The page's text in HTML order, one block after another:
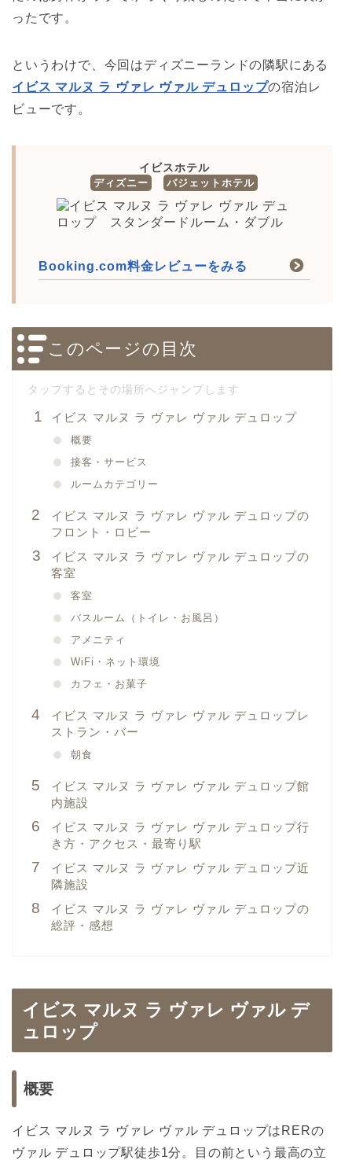
ったです。
というわけで、今回はディズニーランドの隣駅にある
イビス マルヌ ラ ヴァレ ヴァル デュロップの宿泊レ
ビューです。
イビスホテル
ディズニー バジェットホテル
Booking.com料金レビューをみる
このページの目次
イビス マルヌ ラ ヴァレ ヴァル デュロップ
概要
接客・サービス
ルームカテゴリー
イビス マルヌ ラ ヴァレ ヴァル デュロップの
フロント・ロビー
イビス マルヌ ラ ヴァレ ヴァル デュロップの
客室
客室
バスルーム（トイレ・お風呂）
アメニティ
WiFi・ネット環境
カフェ・お菓子
イビス マルヌ ラ ヴァレ ヴァル デュロップレ
ストラン・バー
朝食
イビス マルヌ ラ ヴァレ ヴァル デュロップ館
内施設
イビス マルヌ ラ ヴァレ ヴァル デュロップ行
き方・アクセス・最寄り駅
イビス マルヌ ラ ヴァレ ヴァル デュロップ近
隣施設
イビス マルヌ ラ ヴァレ ヴァル デュロップの
総評・感想
イビス マルヌ ラ ヴァレ ヴァル デ
ュロップ
概要
イビス マルヌ ラ ヴァレ ヴァル デュロップはRERの
ヴァル デュロップ駅徒歩1分。目の前という最高の立